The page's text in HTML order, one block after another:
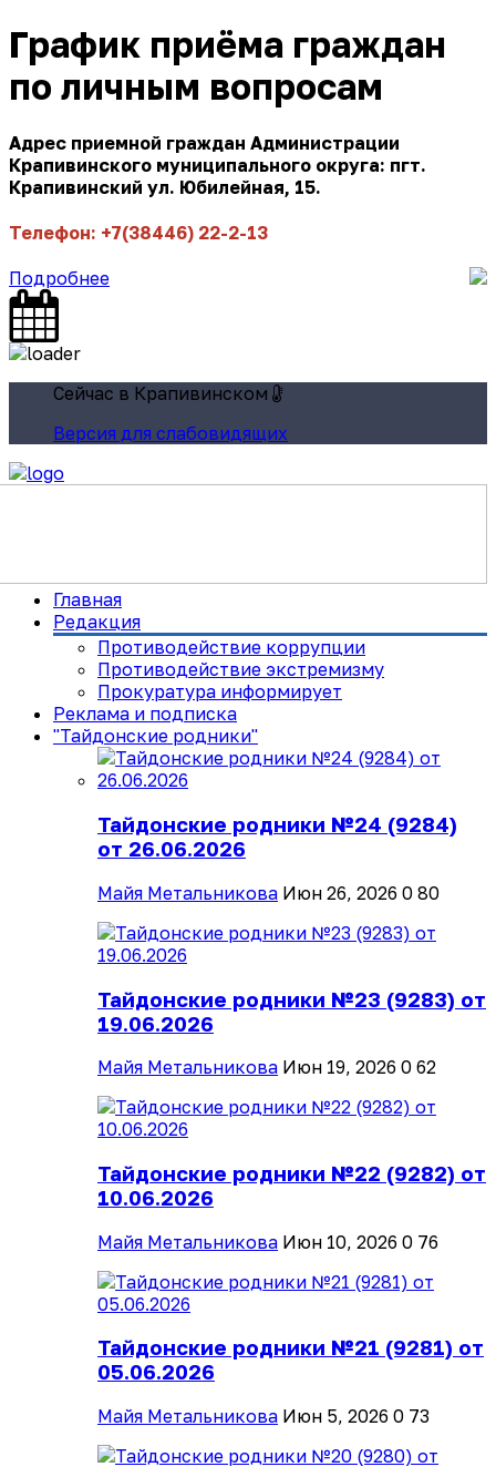
График приёма граждан
по личным вопросам
Адрес приемной граждан Администрации
Крапивинского муниципального округа: пгт.
Крапивинский ул. Юбилейная, 15.
Телефон: +7(38446) 22-2-13
Подробнее
Сейчас в Крапивинском
Версия для слабовидящих
Главная
Редакция
Противодействие коррупции
Противодействие экстремизму
Прокуратура информирует
Реклама и подписка
"Тайдонские родники"
Тайдонские родники №24 (9284)
от 26.06.2026
Майя Метальникова Июн 26, 2026 0 80
Тайдонские родники №23 (9283) от
19.06.2026
Майя Метальникова Июн 19, 2026 0 62
Тайдонские родники №22 (9282) от
10.06.2026
Майя Метальникова Июн 10, 2026 0 76
Тайдонские родники №21 (9281) от
05.06.2026
Майя Метальникова Июн 5, 2026 0 73